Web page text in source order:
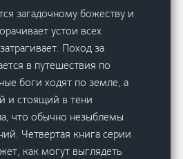
загадочному божеству и
устои всех
Поход за
в путешествия по
боги ходят по земле, а
и стоящий в тени
что обычно незыблемы
Четвертая книга серии
как могут выглядеть